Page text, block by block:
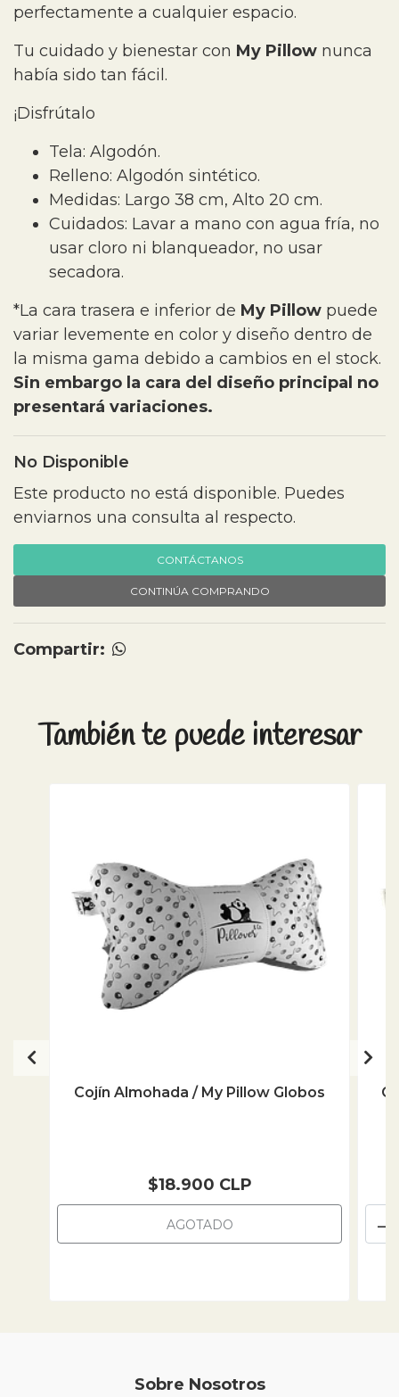
perfectamente a cualquier espacio.
Tu cuidado y bienestar con My Pillow nunca
había sido tan fácil.
¡Disfrútalo
Tela: Algodón.
Relleno: Algodón sintético.
Medidas: Largo 38 cm, Alto 20 cm.
Cuidados: Lavar a mano con agua fría, no
usar cloro ni blanqueador, no usar
secadora.
*La cara trasera e inferior de My Pillow puede
variar levemente en color y diseño dentro de
la misma gama debido a cambios en el stock.
Sin embargo la cara del diseño principal no
presentará variaciones.
No Disponible
Este producto no está disponible. Puedes
enviarnos una consulta al respecto.
CONTÁCTANOS
CONTINÚA COMPRANDO
Compartir:
También te puede interesar
Cojín Almohada / My Pillow Globos
$18.900 CLP
AGOTADO -
Sobre Nosotros